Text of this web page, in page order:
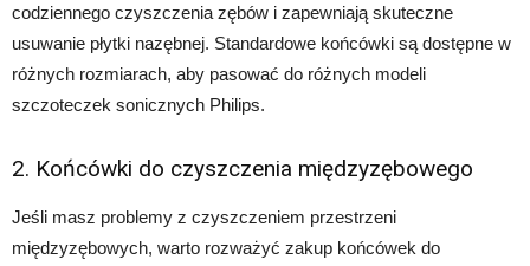
codziennego czyszczenia zębów i zapewniają skuteczne
usuwanie płytki nazębnej. Standardowe końcówki są dostępne w
różnych rozmiarach, aby pasować do różnych modeli
szczoteczek sonicznych Philips.
2. Końcówki do czyszczenia międzyzębowego
Jeśli masz problemy z czyszczeniem przestrzeni
międzyzębowych, warto rozważyć zakup końcówek do